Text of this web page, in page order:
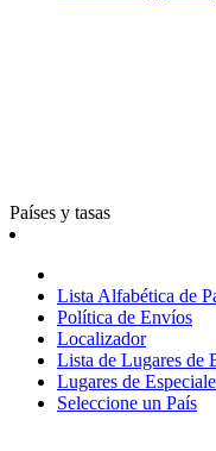
Países y tasas
Lista Alfabética de
Política de Envíos
Localizador
Lista de Lugares de
Lugares de
Seleccione un País